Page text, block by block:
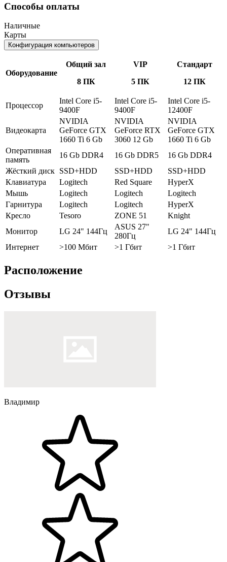
Способы оплаты
Наличные
Карты
Конфигурация компьютеров
Оборудование
Общий зал
8 ПК
VIP
5 ПК
Стандарт
12 ПК
Процессор
Intel Core i5-
9400F
Intel Core i5-
9400F
Intel Core i5-
12400F
Видеокарта
NVIDIA
GeForce GTX
1660 Ti 6 Gb
NVIDIA
GeForce RTX
3060 12 Gb
NVIDIA
GeForce GTX
1660 Ti 6 Gb
Оперативная
память
16 Gb DDR4 16 Gb DDR5
16 Gb DDR4
Жёсткий диск SSD+HDD SSD+HDD
SSD+HDD
Клавиатура
Logitech Red Square
HyperX
Мышь
Logitech Logitech
Logitech
Гарнитура
Logitech Logitech
HyperX
Кресло
Tesoro ZONE 51
Knight
Монитор
LG 24" 144Гц
ASUS 27"
280Гц
LG 24" 144Гц
Интернет
>100 Мбит >1 Гбит >1 Гбит
Расположение
Отзывы
Владимир